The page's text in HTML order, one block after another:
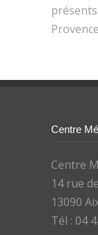
présents
Centre
Centre
14 rue
13090
Tél : 04